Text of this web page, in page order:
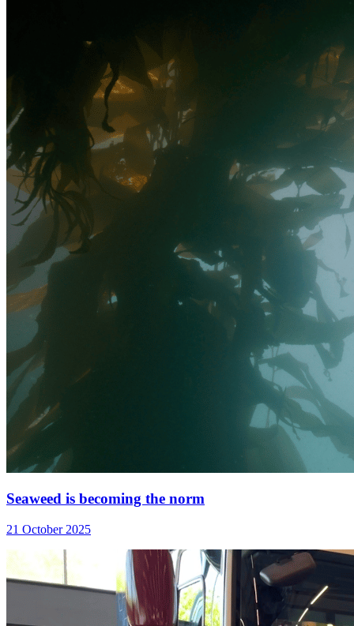
Seaweed is becoming the norm
21 October 2025